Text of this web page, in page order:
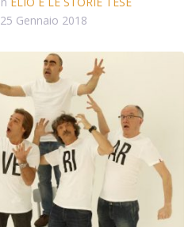
25 Gennaio 2018